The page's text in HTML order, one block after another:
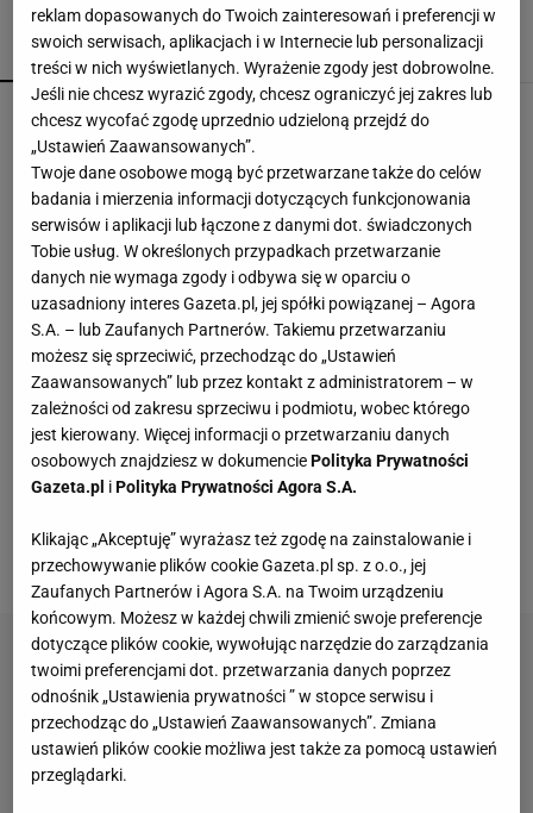
POPULARNE NAJNOWSZE
Fotopułapka przyłapie każdego, kto odwiedza
ogród w nocy. I sarnę, i złodzieja
Kochały je nasze babcie. Garnki żeliwne są
niezastąpione w letniej i jesiennej kuchni
Wakacyjne aktywności a kurzajki. O czym warto
pamiętać, by uniknąć problemu?
MATERIAŁ PROMOCYJNY
Vintage gramofony wracają do łask. Polacy na
nowo pokochali vinyle
Piękne wzory, a ceny? Nawet mniej niż 50 zł
reklam dopasowanych do Twoich zainteresowań i preferencji w
swoich serwisach, aplikacjach i w Internecie lub personalizacji
treści w nich wyświetlanych. Wyrażenie zgody jest dobrowolne.
Jeśli nie chcesz wyrazić zgody, chcesz ograniczyć jej zakres lub
chcesz wycofać zgodę uprzednio udzieloną przejdź do
„Ustawień Zaawansowanych”.
Twoje dane osobowe mogą być przetwarzane także do celów
badania i mierzenia informacji dotyczących funkcjonowania
serwisów i aplikacji lub łączone z danymi dot. świadczonych
Tobie usług. W określonych przypadkach przetwarzanie
danych nie wymaga zgody i odbywa się w oparciu o
uzasadniony interes Gazeta.pl, jej spółki powiązanej – Agora
S.A. – lub Zaufanych Partnerów. Takiemu przetwarzaniu
możesz się sprzeciwić, przechodząc do „Ustawień
Zaawansowanych” lub przez kontakt z administratorem – w
zależności od zakresu sprzeciwu i podmiotu, wobec którego
jest kierowany. Więcej informacji o przetwarzaniu danych
osobowych znajdziesz w dokumenciePolityka Prywatności
Gazeta.pl iPolityka Prywatności Agora S.A.
Klikając „Akceptuję” wyrażasz też zgodę na zainstalowanie i
przechowywanie plików cookie Gazeta.pl sp. z o.o., jej
Zaufanych Partnerów i Agora S.A. na Twoim urządzeniu
końcowym. Możesz w każdej chwili zmienić swoje preferencje
dotyczące plików cookie, wywołując narzędzie do zarządzania
twoimi preferencjami dot. przetwarzania danych poprzez
odnośnik „Ustawienia prywatności ” w stopce serwisu i
przechodząc do „Ustawień Zaawansowanych”. Zmiana
ustawień plików cookie możliwa jest także za pomocą ustawień
przeglądarki.